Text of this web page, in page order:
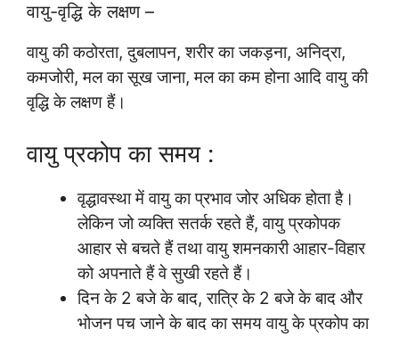
वायु-वृद्धि के लक्षण –
वायु की कठोरता, दुबलापन, शरीर का जकड़ना, अनिद्रा,
कमजोरी, मल का सूख जाना, मल का कम होना आदि वायु की
वृद्धि के लक्षण हैं।
वायु प्रकोप का समय :
वृद्धावस्था में वायु का प्रभाव जोर अधिक होता है।
लेकिन जो व्यक्ति सतर्क रहते हैं, वायु प्रकोपक
आहार से बचते हैं तथा वायु शमनकारी आहार-विहार
को अपनाते हैं वे सुखी रहते हैं।
दिन के 2 बजे के बाद, रात्रि के 2 बजे के बाद और
भोजन पच जाने के बाद का समय वायु के प्रकोप का